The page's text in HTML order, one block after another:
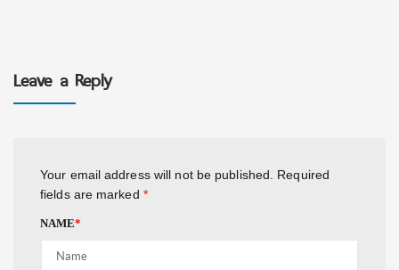
Leave a Reply
Your email address will not be published.
Required
fields are marked *
NAME*